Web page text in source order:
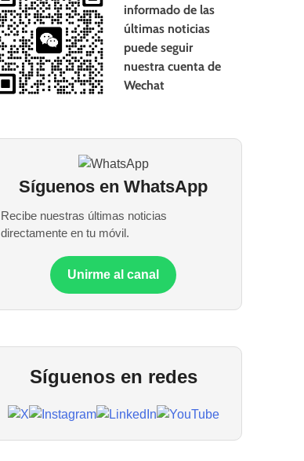
informado de las
últimas noticias
puede seguir
nuestra cuenta de
Wechat
Síguenos en WhatsApp
Recibe nuestras últimas noticias
directamente en tu móvil.
Unirme al canal
Síguenos en redes